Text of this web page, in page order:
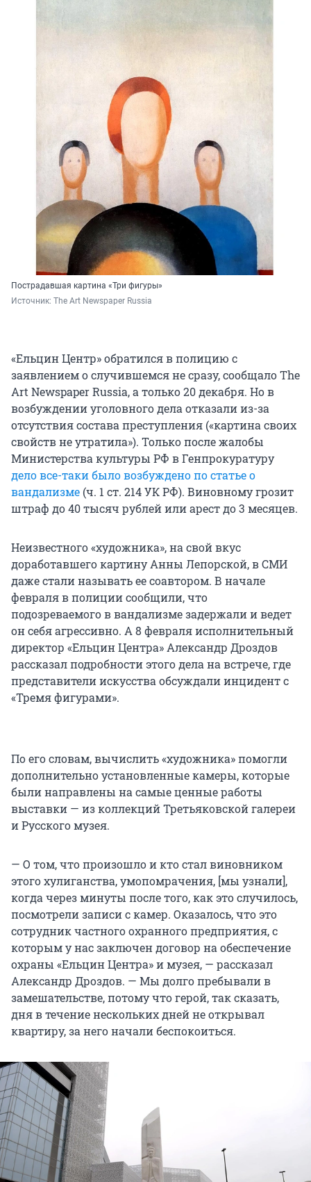
Пострадавшая картина «Три фигуры»
Источник: The Art Newspaper Russia
«Ельцин Центр» обратился в полицию с
заявлением о случившемся не сразу, сообщало The
Art Newspaper Russia, а только 20 декабря. Но в
возбуждении уголовного дела отказали из-за
отсутствия состава преступления («картина своих
свойств не утратила»). Только после жалобы
Министерства культуры РФ в Генпрокуратуру
дело все-таки было возбуждено по статье о
вандализме (ч. 1 ст. 214 УК РФ). Виновному грозит
штраф до 40 тысяч рублей или арест до 3 месяцев.
Неизвестного «художника», на свой вкус
доработавшего картину Анны Лепорской, в СМИ
даже стали называть ее соавтором. В начале
февраля в полиции сообщили, что
подозреваемого в вандализме задержали и ведет
он себя агрессивно. А 8 февраля исполнительный
директор «Ельцин Центра» Александр Дроздов
рассказал подробности этого дела на встрече, где
представители искусства обсуждали инцидент с
«Тремя фигурами».
По его словам, вычислить «художника» помогли
дополнительно установленные камеры, которые
были направлены на самые ценные работы
выставки — из коллекций Третьяковской галереи
и Русского музея.
— О том, что произошло и кто стал виновником
этого хулиганства, умопомрачения, [мы узнали],
когда через минуты после того, как это случилось,
посмотрели записи с камер. Оказалось, что это
сотрудник частного охранного предприятия, с
которым у нас заключен договор на обеспечение
охраны «Ельцин Центра» и музея, — рассказал
Александр Дроздов. — Мы долго пребывали в
замешательстве, потому что герой, так сказать,
дня в течение нескольких дней не открывал
квартиру, за него начали беспокоиться.